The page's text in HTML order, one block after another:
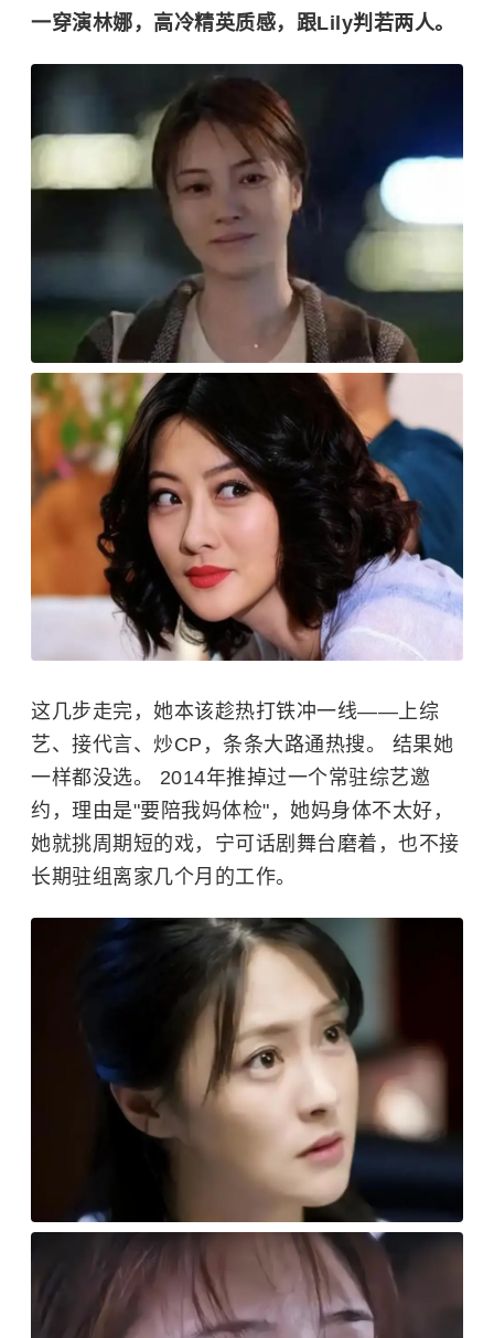
一穿演林娜，高冷精英质感，跟Lily判若两人。
这几步走完，她本该趁热打铁冲一线——上综
艺、接代言、炒CP，条条大路通热搜。 结果她
一样都没选。 2014年推掉过一个常驻综艺邀
约，理由是"要陪我妈体检"，她妈身体不太好，
她就挑周期短的戏，宁可话剧舞台磨着，也不接
长期驻组离家几个月的工作。